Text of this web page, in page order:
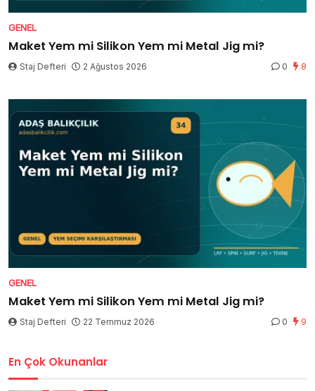
GENEL
Maket Yem mi Silikon Yem mi Metal Jig mi?
Staj Defteri 2 Ağustos 2026 0 8
GENEL
Maket Yem mi Silikon Yem mi Metal Jig mi?
Staj Defteri 22 Temmuz 2026 0 9
En Çok Okunanlar